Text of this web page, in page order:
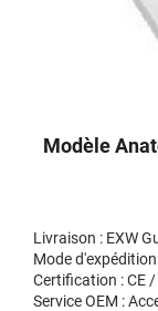
Modèle
Livraison : EXW
Mode
Certification : CE
Service OEM :